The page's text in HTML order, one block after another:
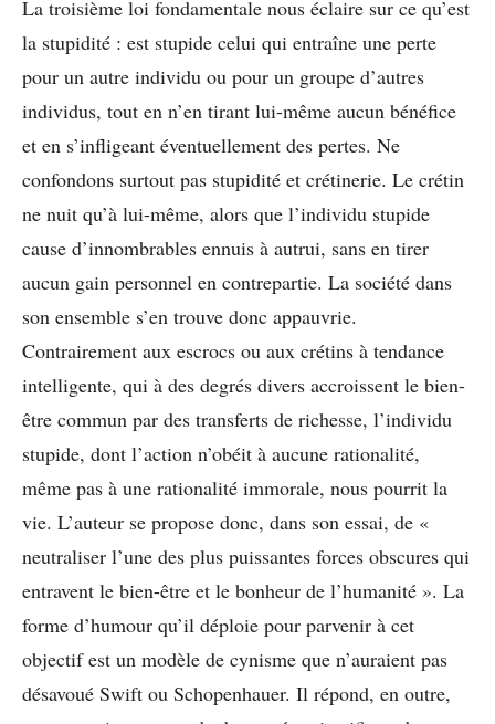
La troisième loi fondamentale nous éclaire sur ce qu’est
la stupidité : est stupide celui qui entraîne une perte
pour un autre individu ou pour un groupe d’autres
individus, tout en n’en tirant lui-même aucun bénéfice
et en s’infligeant éventuellement des pertes. Ne
confondons surtout pas stupidité et crétinerie. Le crétin
ne nuit qu’à lui-même, alors que l’individu stupide
cause d’innombrables ennuis à autrui, sans en tirer
aucun gain personnel en contrepartie. La société dans
son ensemble s’en trouve donc appauvrie.
Contrairement aux escrocs ou aux crétins à tendance
intelligente, qui à des degrés divers accroissent le bien-
être commun par des transferts de richesse, l’individu
stupide, dont l’action n’obéit à aucune rationalité,
même pas à une rationalité immorale, nous pourrit la
vie. L’auteur se propose donc, dans son essai, de «
neutraliser l’une des plus puissantes forces obscures qui
entravent le bien-être et le bonheur de l’humanité ». La
forme d’humour qu’il déploie pour parvenir à cet
objectif est un modèle de cynisme que n’auraient pas
désavoué Swift ou Schopenhauer. Il répond, en outre,